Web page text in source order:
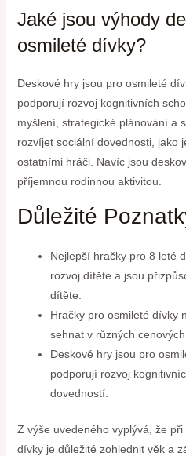
Jaké jsou výhody
osmileté dívky?
Deskové hry jsou pro osmileté
podporují rozvoj kognitivních
myšlení, strategické plánování a
rozvíjet sociální dovednosti, jako
ostatními hráči. Navíc jsou
příjemnou rodinnou aktivitou.
Důležité
Nejlepší hračky pro 8 leté
rozvoj dítěte a jsou
dítěte.
Hračky pro osmileté dívky
sehnat v různých cenových
Deskové hry jsou pro
podporují rozvoj
dovedností.
Z výše uvedeného vyplývá, že
dívky je důležité zohlednit věk a